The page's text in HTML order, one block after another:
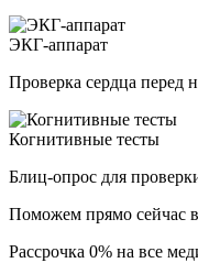
ЭКГ-аппарат
Проверка сердца перед
Когнитивные тесты
Блиц-опрос для
Поможем прямо сейчас
Рассрочка 0% на все